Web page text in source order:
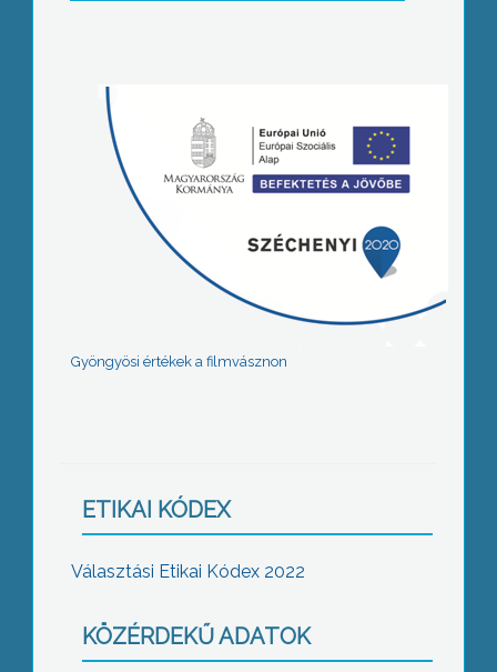
Gyöngyösi értékek a filmvásznon
ETIKAI KÓDEX
Választási Etikai Kódex 2022
KÖZÉRDEKŰ ADATOK